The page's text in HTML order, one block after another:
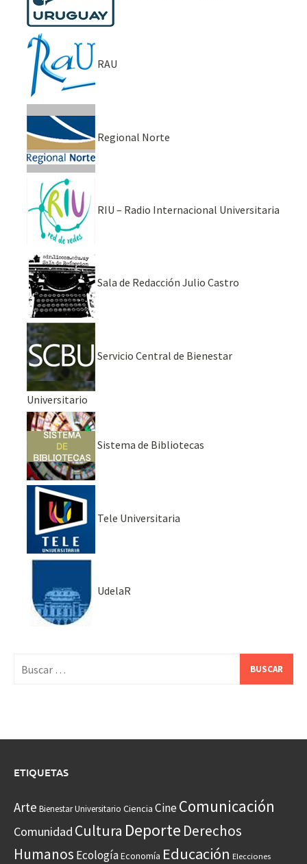
RAU
Regional Norte
RIU – Radio Internacional Universitaria
Sala de Redacción Julio Castro
Servicio Central de Bienestar
Universitario
Sistema de Bibliotecas
Tele Universitaria
UdelaR
ETIQUETAS
Arte Bienestar Universitario Ciencia CineComunicación
Comunidad Cultura Deporte Derechos
Humanos EcologíaEconomía Educación Elecciones